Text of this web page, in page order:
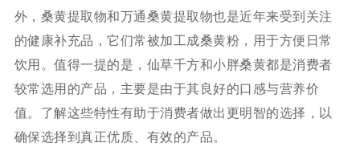
外，桑黄提取物和万通桑黄提取物也是近年来受到关注
的健康补充品，它们常被加工成桑黄粉，用于方便日常
饮用。值得一提的是，仙草千方和小胖桑黄都是消费者
较常选用的产品，主要是由于其良好的口感与营养价
值。了解这些特性有助于消费者做出更明智的选择，以
确保选择到真正优质、有效的产品。